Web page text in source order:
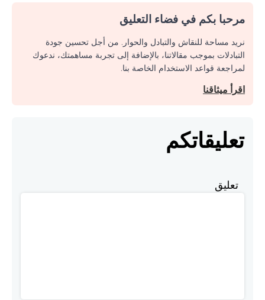
مرحبا بكم في فضاء التعليق
نريد مساحة للنقاش والتبادل والحوار. من أجل تحسين جودة
التبادلات بموجب مقالاتنا، بالإضافة إلى تجربة مساهمتك، ندعوك
لمراجعة قواعد الاستخدام الخاصة بنا.
اقرأ ميثاقنا
تعليقاتكم
تعليق